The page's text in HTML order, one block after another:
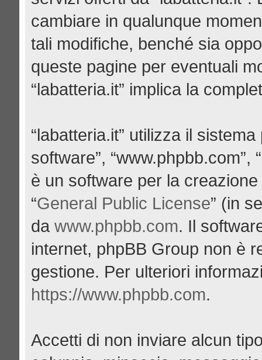
cambiare in qualunque
tali modifiche, benché sia
queste pagine per eventuali
“labatteria.it” implica la
“labatteria.it” utilizza il
software”, “www.phpbb.com”,
è un software per la
“General Public License” (in
da www.phpbb.com. Il
internet, phpBB Group non è
gestione. Per ulteriori
https://www.phpbb.com.
Accetti di non inviare alcun